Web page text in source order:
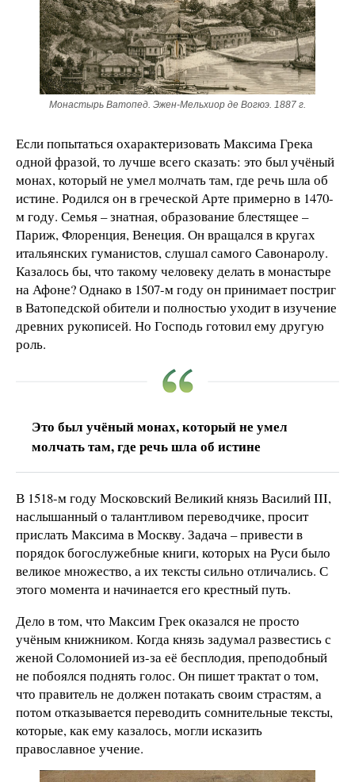
Монастырь Ватопед. Эжен-Мельхиор де Вогюэ. 1887 г.
Если попытаться охарактеризовать Максима Грека
одной фразой, то лучше всего сказать: это был учёный
монах, который не умел молчать там, где речь шла об
истине. Родился он в греческой Арте примерно в 1470-
м году. Семья – знатная, образование блестящее –
Париж, Флоренция, Венеция. Он вращался в кругах
итальянских гуманистов, слушал самого Савонаролу.
Казалось бы, что такому человеку делать в монастыре
на Афоне? Однако в 1507-м году он принимает постриг
в Ватопедской обители и полностью уходит в изучение
древних рукописей. Но Господь готовил ему другую
роль.
Это был учёный монах, который не умел
молчать там, где речь шла об истине
В 1518-м году Московский Великий князь Василий III,
наслышанный о талантливом переводчике, просит
прислать Максима в Москву. Задача – привести в
порядок богослужебные книги, которых на Руси было
великое множество, а их тексты сильно отличались. С
этого момента и начинается его крестный путь.
Дело в том, что Максим Грек оказался не просто
учёным книжником. Когда князь задумал развестись с
женой Соломонией из-за её бесплодия, преподобный
не побоялся поднять голос. Он пишет трактат о том,
что правитель не должен потакать своим страстям, а
потом отказывается переводить сомнительные тексты,
которые, как ему казалось, могли исказить
православное учение.